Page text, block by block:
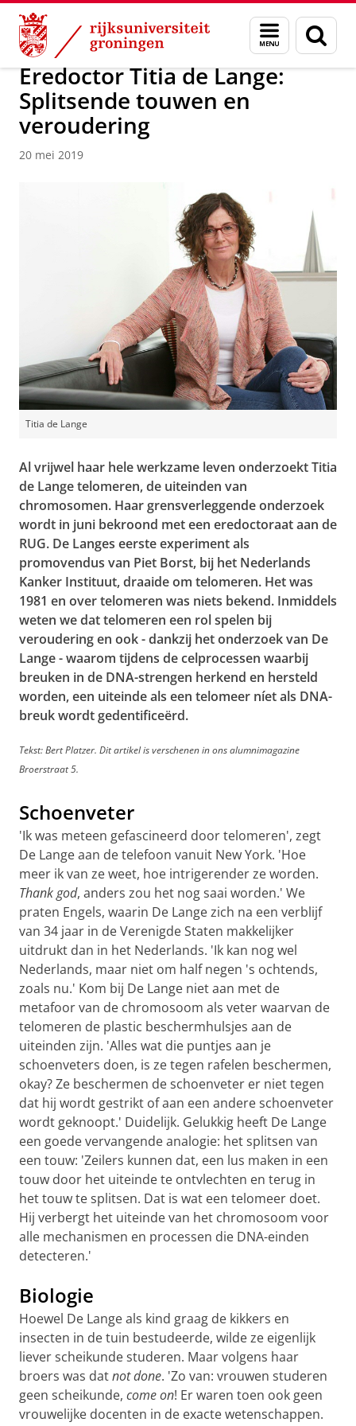
Skip
Content
Skip
Navigation
Menu
en
zoeken
Over ons Actueel Nieuws Nieuwsberichten
Eredoctor Titia de Lange:
Splitsende touwen en
veroudering
20 mei 2019
Titia de Lange
Al vrijwel haar hele werkzame leven onderzoekt Titia
de Lange telomeren, de uiteinden van
chromosomen. Haar grensverleggende onderzoek
wordt in juni bekroond met een eredoctoraat aan de
RUG. De Langes eerste experiment als
promovendus van Piet Borst, bij het Nederlands
Kanker Instituut, draaide om telomeren. Het was
1981 en over telomeren was niets bekend. Inmiddels
weten we dat telomeren een rol spelen bij
veroudering en ook - dankzij het onderzoek van De
Lange - waarom tijdens de celprocessen waarbij
breuken in de DNA-strengen herkend en hersteld
worden, een uiteinde als een telomeer níet als DNA-
breuk wordt gedentificeërd.
Tekst: Bert Platzer. Dit artikel is verschenen in ons alumnimagazine
Broerstraat 5.
Schoenveter
'Ik was meteen gefascineerd door telomeren', zegt
De Lange aan de telefoon vanuit New York. 'Hoe
meer ik van ze weet, hoe intrigerender ze worden.
Thank god, anders zou het nog saai worden.' We
praten Engels, waarin De Lange zich na een verblijf
van 34 jaar in de Verenigde Staten makkelijker
uitdrukt dan in het Nederlands. 'Ik kan nog wel
Nederlands, maar niet om half negen 's ochtends,
zoals nu.' Kom bij De Lange niet aan met de
metafoor van de chromosoom als veter waarvan de
telomeren de plastic beschermhulsjes aan de
uiteinden zijn. 'Alles wat die puntjes aan je
schoenveters doen, is ze tegen rafelen beschermen,
okay? Ze beschermen de schoenveter er niet tegen
dat hij wordt gestrikt of aan een andere schoenveter
wordt geknoopt.' Duidelijk. Gelukkig heeft De Lange
een goede vervangende analogie: het splitsen van
een touw: 'Zeilers kunnen dat, een lus maken in een
touw door het uiteinde te ontvlechten en terug in
het touw te splitsen. Dat is wat een telomeer doet.
Hij verbergt het uiteinde van het chromosoom voor
alle mechanismen en processen die DNA-einden
detecteren.'
Biologie
Hoewel De Lange als kind graag de kikkers en
insecten in de tuin bestudeerde, wilde ze eigenlijk
liever scheikunde studeren. Maar volgens haar
broers was datnot done. 'Zo van: vrouwen studeren
geen scheikunde, come on! Er waren toen ook geen
vrouwelijke docenten in de exacte wetenschappen.